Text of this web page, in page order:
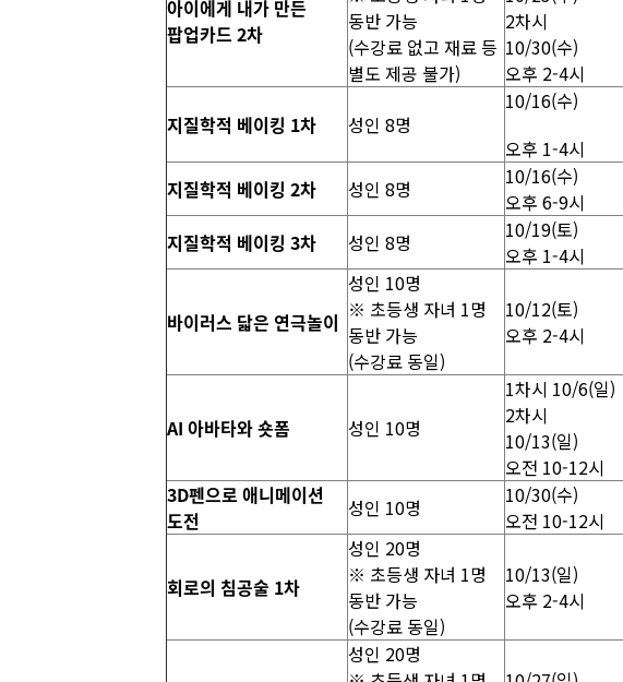
아이에게 내가 만든
팝업카드 2차
동반 가능
(수강료 없고 재료 등
별도 제공 불가)
2차시
10/30(수)
오후 2-4시
지질학적 베이킹 1차 성인 8명
10/16(수)
오후 1-4시
지질학적 베이킹 2차 성인 8명
10/16(수)
오후 6-9시
지질학적 베이킹 3차
성인 8명
10/19(토)
오후 1-4시
바이러스 닯은 연극놀이
성인 10명
※ 초등생 자녀 1명
동반 가능
(수강료 동일)
10/12(토)
오후 2-4시
AI 아바타와 숏폼 성인 10명
1차시 10/6(일)
2차시
10/13(일)
오전 10-12시
3D펜으로 애니메이션
도전
성인 10명
10/30(수)
오전 10-12시
회로의 침공술 1차
성인 20명
※ 초등생 자녀 1명
동반 가능
(수강료 동일)
10/13(일)
오후 2-4시
성인 20명